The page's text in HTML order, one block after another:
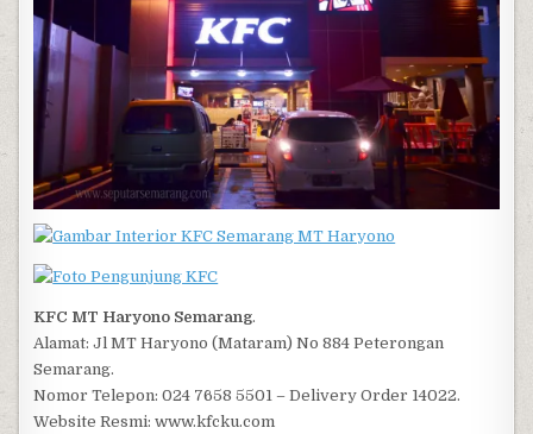
KFC MT Haryono Semarang.
Alamat: Jl MT Haryono (Mataram) No 884 Peterongan
Semarang.
Nomor Telepon: 024 7658 5501 – Delivery Order 14022.
Website Resmi: www.kfcku.com